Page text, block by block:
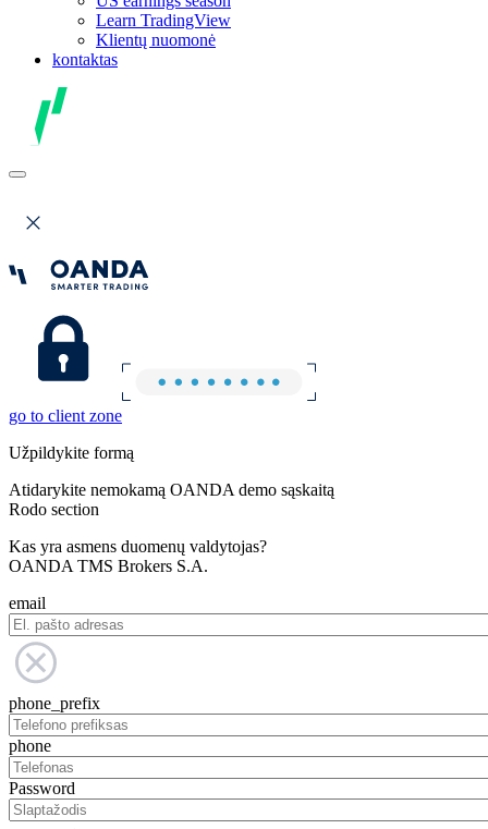
Learn TradingView
Klientų nuomonė
kontaktas
go to client zone
Užpildykite formą
Atidarykite nemokamą OANDA demo sąskaitą
Rodo section
Kas yra asmens duomenų valdytojas?
OANDA TMS Brokers S.A.
email
phone_prefix
phone
Password